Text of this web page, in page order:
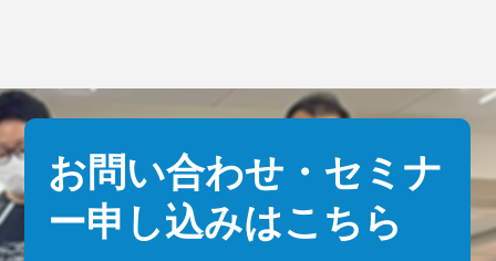
お問い合わせ・セミナ
ー申し込みはこちら